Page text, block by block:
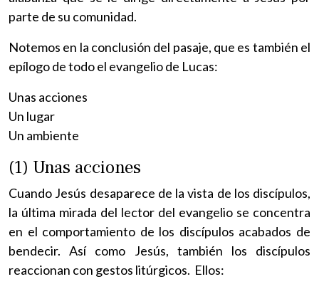
parte de su comunidad.
Notemos en la conclusión del pasaje, que es también el
epílogo de todo el evangelio de Lucas:
Unas acciones
Un lugar
Un ambiente
(1) Unas acciones
Cuando Jesús desaparece de la vista de los discípulos,
la última mirada del lector del evangelio se concentra
en el comportamiento de los discípulos acabados de
bendecir. Así como Jesús, también los discípulos
reaccionan con gestos litúrgicos. Ellos: